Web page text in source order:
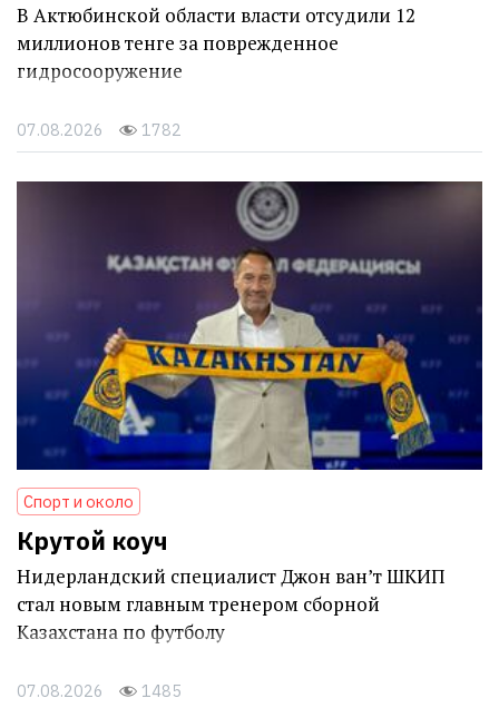
В Актюбинской области власти отсудили 12
миллионов тенге за поврежденное
гидросооружение
07.08.2026 1782
Спорт и около
Крутой коуч
Нидерландский специалист Джон ван’т ШКИП
стал новым главным тренером сборной
Казахстана по футболу
07.08.2026 1485